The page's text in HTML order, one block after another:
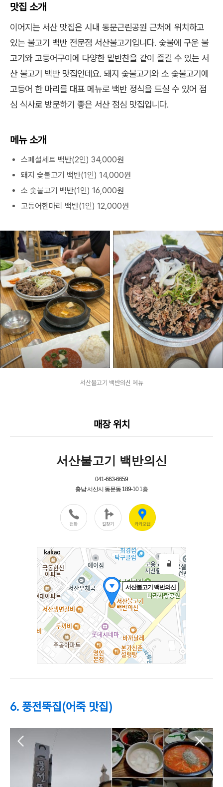
맛집 소개
이어지는 서산 맛집은 시내 동문근린공원 근처에 위치하고
있는 불고기 백반 전문점 서산불고기입니다. 숯불에 구운 불
고기와 고등어구이에 다양한 밑반찬을 같이 즐길 수 있는 서
산 불고기 백반 맛집인데요. 돼지 숯불고기와 소 숯불고기에
고등어 한 마리를 대표 메뉴로 백반 정식을 드실 수 있어 점
심 식사로 방문하기 좋은 서산 점심 맛집입니다.
메뉴 소개
스페셜세트 백반(2인) 34,000원
돼지 숯불고기 백반(1인) 14,000원
소 숯불고기 백반(1인) 16,000원
고등어한마리 백반(1인) 12,000원
서산불고기 백반의신 메뉴
매장 위치
6. 풍전뚝집(어죽 맛집)